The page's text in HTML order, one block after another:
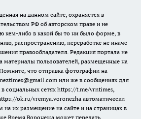
на данном сайте, охраняется в
РФ об авторском праве и не
кем-либо в какой бы то ни было форме, в
распространению, переработке не иначе
правообладателя. Редакция портала не
материалы пользователей, размещенные на
что отправка фотографии на
или же в сообщениях для
социальных сетях https://t.me/vrntimes,
ok.ru/vremya.voronezha автоматически
на их размещение на сайте и на страницах в
Время Воронежа может передать